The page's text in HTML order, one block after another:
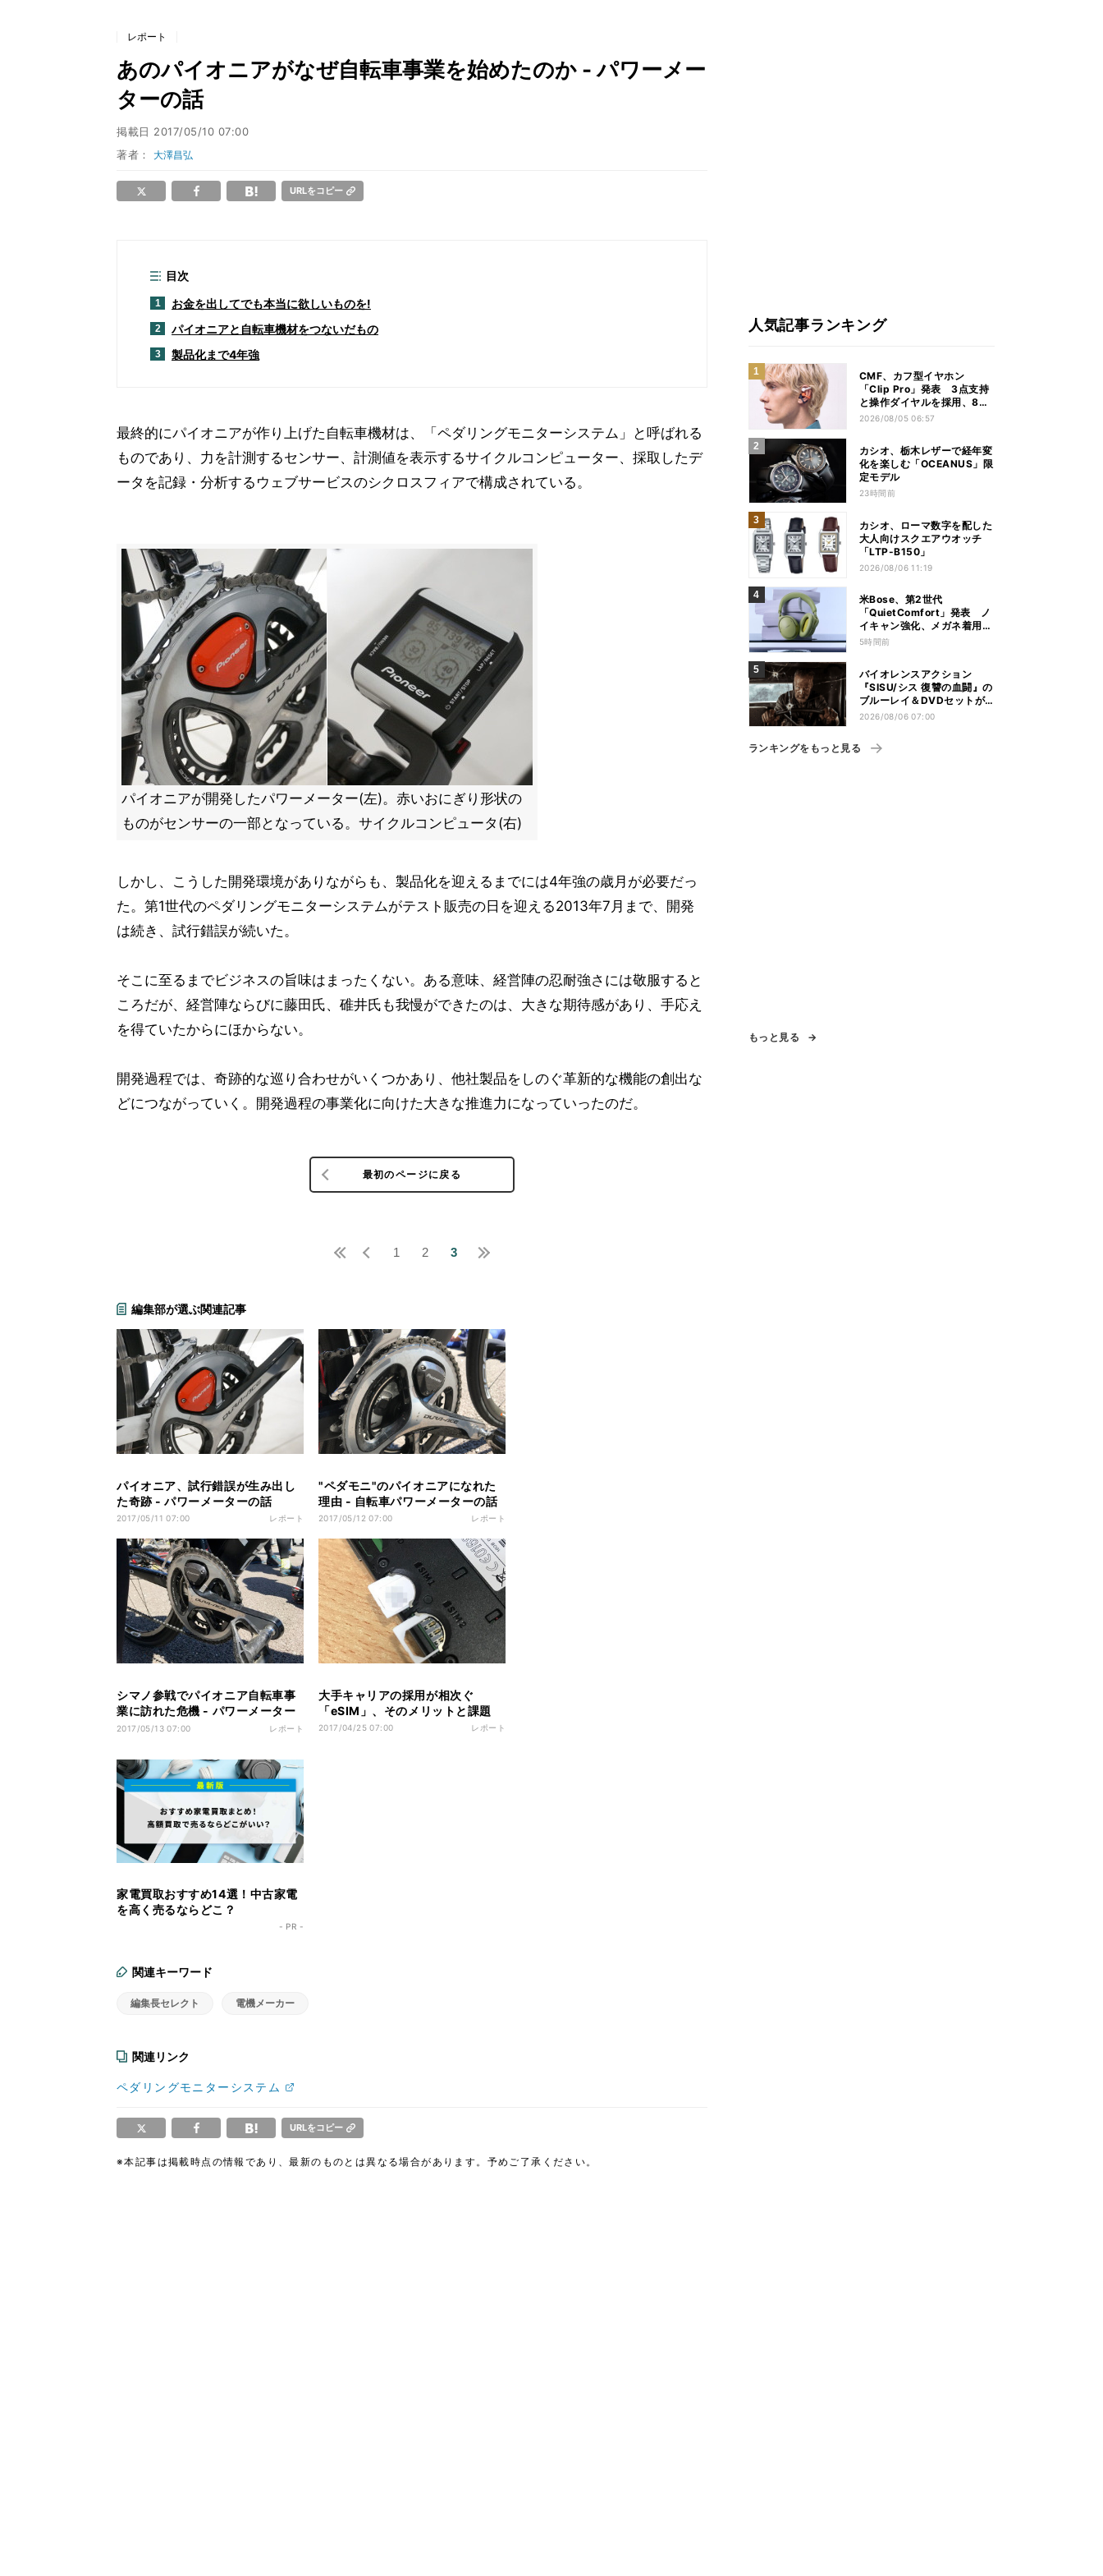
レポート
あのパイオニアがなぜ自転車事業を始めたのか - パワーメー
ターの話
掲載日 2017/05/10 07:00
著者：大澤昌弘
URLをコピー
目次
1 お金を出してでも本当に欲しいものを!
2 パイオニアと自転車機材をつないだもの
3 製品化まで4年強
最終的にパイオニアが作り上げた自転車機材は、「ペダリングモニターシステム」と呼ばれる
ものであり、力を計測するセンサー、計測値を表示するサイクルコンピューター、採取したデ
ータを記録・分析するウェブサービスのシクロスフィアで構成されている。
パイオニアが開発したパワーメーター(左)。赤いおにぎり形状の
ものがセンサーの一部となっている。サイクルコンピュータ(右)
しかし、こうした開発環境がありながらも、製品化を迎えるまでには4年強の歳月が必要だっ
た。第1世代のペダリングモニターシステムがテスト販売の日を迎える2013年7月まで、開発
は続き、試行錯誤が続いた。
そこに至るまでビジネスの旨味はまったくない。ある意味、経営陣の忍耐強さには敬服すると
ころだが、経営陣ならびに藤田氏、碓井氏も我慢ができたのは、大きな期待感があり、手応え
を得ていたからにほからない。
開発過程では、奇跡的な巡り合わせがいくつかあり、他社製品をしのぐ革新的な機能の創出な
どにつながっていく。開発過程の事業化に向けた大きな推進力になっていったのだ。
最初のページに戻る
1 2 3
編集部が選ぶ関連記事
パイオニア、試行錯誤が生み出し
た奇跡 - パワーメーターの話
2017/05/11 07:00 レポート
"ペダモニ"のパイオニアになれた
理由 - 自転車パワーメーターの話
2017/05/12 07:00 レポート
シマノ参戦でパイオニア自転車事
業に訪れた危機 - パワーメーター
の話
2017/05/13 07:00 レポート
大手キャリアの採用が相次ぐ
「eSIM」、そのメリットと課題
2017/04/25 07:00 レポート
家電買取おすすめ14選！中古家電
を高く売るならどこ？
- PR -
関連キーワード
編集長セレクト 電機メーカー
関連リンク
ペダリングモニターシステム
URLをコピー
※本記事は掲載時点の情報であり、最新のものとは異なる場合があります。予めご了承ください。
人気記事ランキング
CMF、カフ型イヤホン
「Clip Pro」発表 3点支持
と操作ダイヤルを採用、8月
15日発売
2026/08/05 06:57
カシオ、栃木レザーで経年変
化を楽しむ「OCEANUS」限
定モデル
23時間前
カシオ、ローマ数字を配した
大人向けスクエアウオッチ
「LTP-B150」
2026/08/06 11:19
米Bose、第2世代
「QuietComfort」発表 ノ
イキャン強化、メガネ着用時
の低下を抑制
5時間前
バイオレンスアクション
『SISU/シス 復讐の血闘』の
ブルーレイ＆DVDセットが
12月2日に発売
2026/08/06 07:00
ランキングをもっと見る
もっと見る